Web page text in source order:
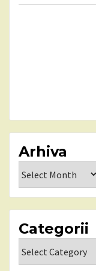
Arhiva
Categorii